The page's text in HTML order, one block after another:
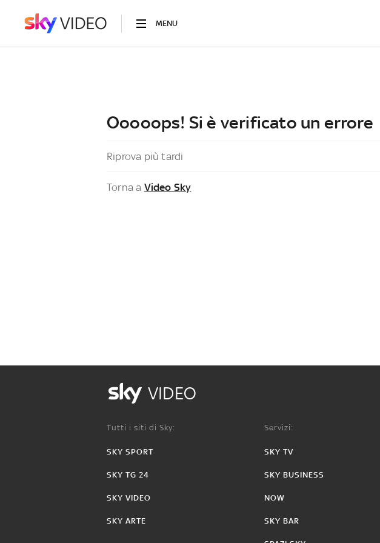
MENU
Ooooops! Si è verificato un errore
Riprova più tardi
Torna a Video Sky
VIDEO
Tutti i siti di Sky:
SKY SPORT
SKY TG 24
SKY VIDEO
SKY ARTE
Servizi:
SKY TV
SKY BUSINESS
NOW
SKY BAR